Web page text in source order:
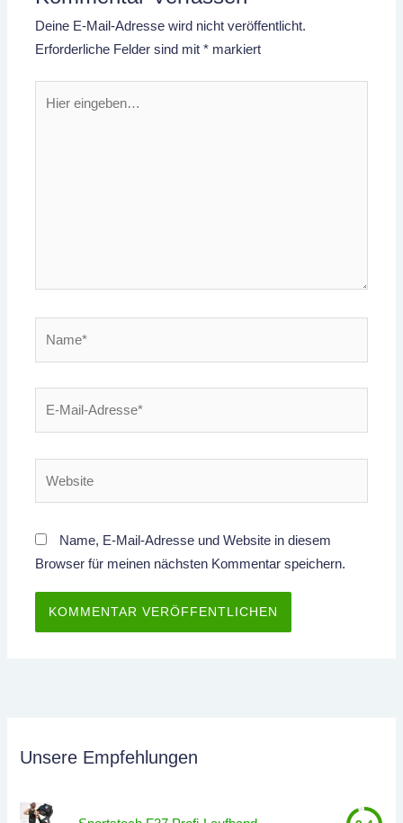
Unsere Empfehlungen
Deine E-Mail-Adresse wird nicht veröffentlicht.
Erforderliche Felder sind mit* markiert
eingeben…
Name, E-Mail-Adresse und Website in diesem
Browser für meinen nächsten Kommentar speichern.